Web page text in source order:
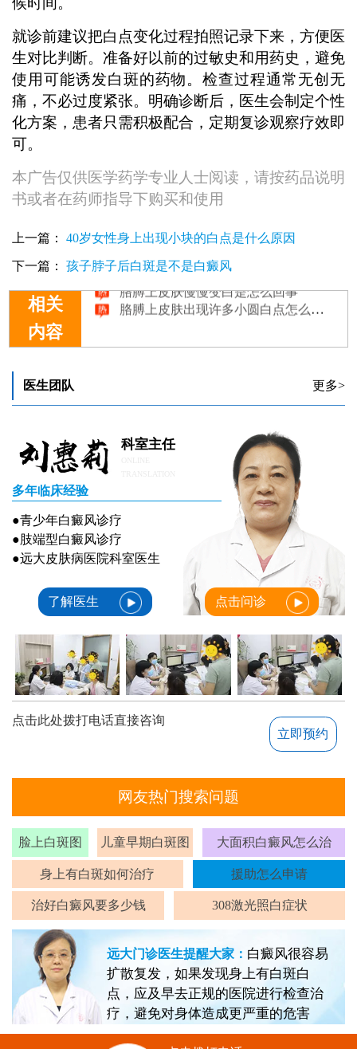
就诊前建议把白点变化过程拍照记录下来，方便医
生对比判断。准备好以前的过敏史和用药史，避免
使用可能诱发白斑的药物。检查过程通常无创无
痛，不必过度紧张。明确诊断后，医生会制定个性
化方案，患者只需积极配合，定期复诊观察疗效即
可。
本广告仅供医学药学专业人士阅读，请按药品说明
书或者在药师指导下购买和使用
上一篇： 40岁女性身上出现小块的白点是什么原因
下一篇： 孩子脖子后白斑是不是白癜风
相关
内容
胳膊上皮肤慢慢变白是怎么回事
胳膊上皮肤出现许多小圆白点怎么回事
医生团队 更多>
科室主任
多年临床经验
●青少年白癜风诊疗
●肢端型白癜风诊疗
●远大皮肤病医院科室医生
了解医生 点击问诊
点击此处拨打电话直接咨询
立即预约
网友热门搜索问题
脸上白斑图 儿童早期白斑图 大面积白癜风怎么治
身上有白斑如何治疗 援助怎么申请
治好白癜风要多少钱 308激光照白症状
远大门诊医生提醒大家： 白癜风很容易
扩散复发，如果发现身上有白斑白
点，应及早去正规的医院进行检查治
疗，避免对身体造成更严重的危害